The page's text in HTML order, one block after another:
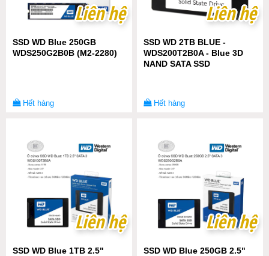
Liên hệ
Liên hệ
SSD WD Blue 250GB
WDS250G2B0B (M2-2280)
Hết hàng
Liên hệ
Liên hệ
SSD WD 2TB BLUE -
WDS200T2B0A - Blue 3D
NAND SATA SSD
Hết hàng
Liên hệ
Liên hệ
SSD WD Blue 1TB 2.5"
Liên hệ
Liên hệ
SSD WD Blue 250GB 2.5"